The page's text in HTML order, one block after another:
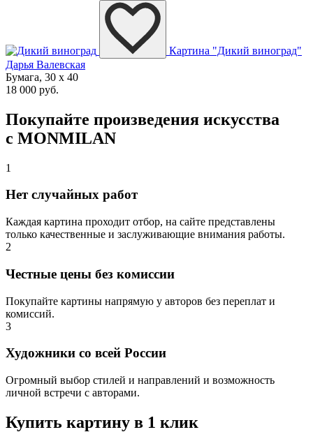
Картина "Дикий виноград"
Дарья Валевская
Бумага, 30 x 40
18 000 руб.
Покупайте произведения искусства
с MONMILAN
1
Нет случайных работ
Каждая картина проходит отбор, на сайте представлены
только качественные и заслуживающие внимания работы.
2
Честные цены без комиссии
Покупайте картины напрямую у авторов без переплат и
комиссий.
3
Художники со всей России
Огромный выбор стилей и направлений и возможность
личной встречи с авторами.
Купить картину в 1 клик